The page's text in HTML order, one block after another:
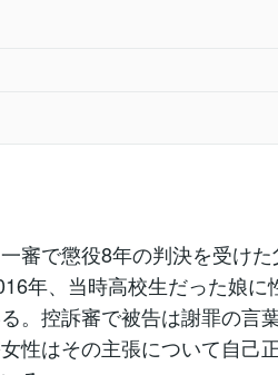
審で懲役8年の判決を受け
年、当時高校生だった娘に
。控訴審で被告は謝罪の言
性はその主張について自己正